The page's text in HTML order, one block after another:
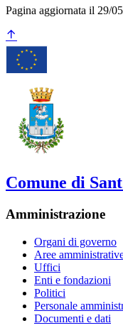
Pagina aggiornata il 29/
Comune di
Amministrazione
Organi di governo
Aree
Uffici
Enti e fondazioni
Politici
Personale
Documenti e dati